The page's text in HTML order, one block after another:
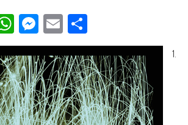
WhatsApp
Messenger
EmailPartager
1.